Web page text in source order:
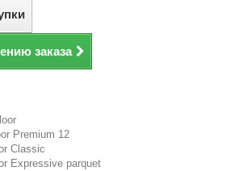
заказа
Premium 12
Classic
Expressive parquet